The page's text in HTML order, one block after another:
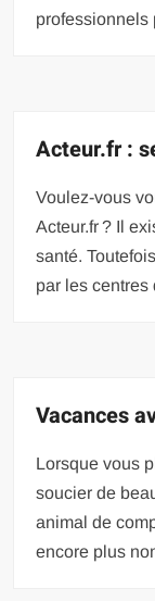
professionnels
Acteur.fr :
Voulez-vous
Acteur.fr ? Il
santé.
par les centres
Vacances
Lorsque vous
soucier de
animal de
encore plus